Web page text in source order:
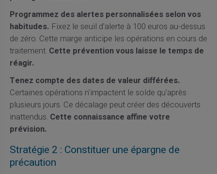
Programmez des alertes personnalisées selon vos
habitudes. Fixez le seuil d'alerte à 100 euros au-dessus
de zéro. Cette marge anticipe les opérations en cours de
traitement. Cette prévention vous laisse le temps de
réagir.
Tenez compte des dates de valeur différées.
Certaines opérations n'impactent le solde qu'après
plusieurs jours. Ce décalage peut créer des découverts
inattendus. Cette connaissance affine votre
prévision.
Stratégie 2 : Constituer une épargne de
précaution